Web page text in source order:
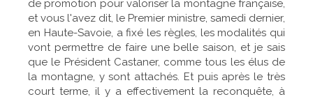
de promotion pour valoriser la montagne française,
et vous l'avez dit, le Premier ministre, samedi dernier,
en Haute-Savoie, a fixé les règles, les modalités qui
vont permettre de faire une belle saison, et je sais
que le Président Castaner, comme tous les élus de
la montagne, y sont attachés. Et puis après le très
court terme, il y a effectivement la reconquête, à